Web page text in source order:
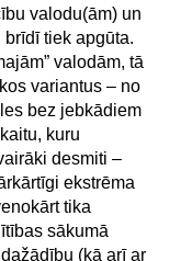
valodu(ām) un
tiek apgūta.
valodām, tā
variantus – no
bez jebkādiem
kuru
desmiti –
ekstrēma
tika
sākumā
(kā arī ar